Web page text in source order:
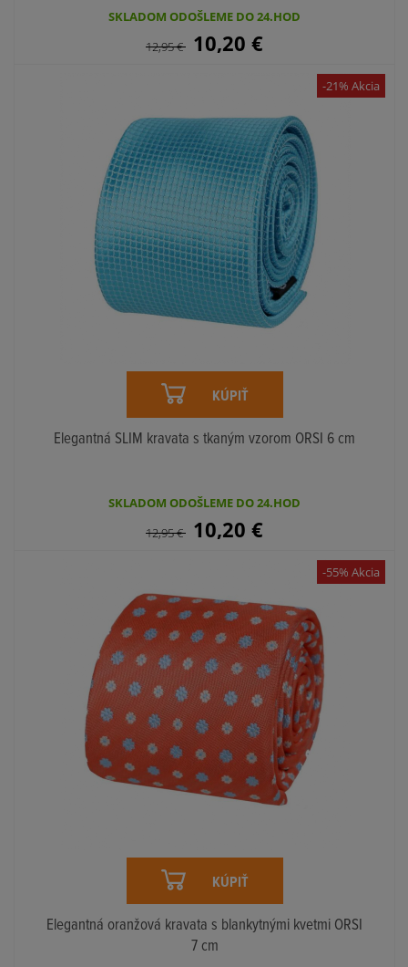
SKLADOM ODOŠLEME DO 24.HOD
12,95€ 10,20 €
KÚPIŤ
Elegantná SLIM kravata s tkaným vzorom ORSI 6 cm
SKLADOM ODOŠLEME DO 24.HOD
12,95€ 10,20 €
-21% Akcia
KÚPIŤ
Elegantná oranžová kravata s blankytnými kvetmi ORSI
7 cm
-55% Akcia